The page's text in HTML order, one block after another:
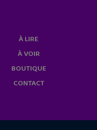
À LIRE
À VOIR
BOUTIQUE
CONTACT